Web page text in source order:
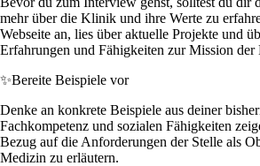
mehr über die Klinik und ihre Werte zu
Webseite an, lies über aktuelle Projekte und
Erfahrungen und Fähigkeiten zur Mission der
✨Bereite Beispiele vor
Denke an konkrete Beispiele aus deiner
Fachkompetenz und sozialen Fähigkeiten
Bezug auf die Anforderungen der Stelle als
Medizin zu erläutern.